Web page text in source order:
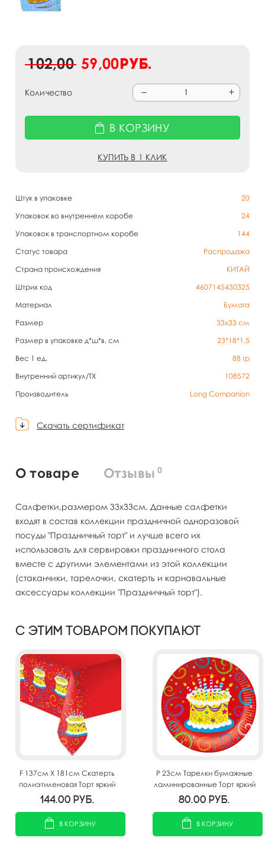
Штук в упаковке
20
Упаковок во внутреннем коробе
24
Упаковок в транспортном коробе
144
Статус товара
Распродажа
Страна происхождения
КИТАЙ
Штрих код
4607145430325
Материал
Бумага
Размер
33х33 см
Размер в упаковке д*ш*в, см
23*18*1,5
Вес 1 ед.
88 гр
Внутренний артикул/TX
108572
Производитель
Long Companion
Скачать сертификат
102,00 59,00руб.
Количество
В КОРЗИНУ
КУПИТЬ В 1 КЛИК
О товаре Отзывы 0
Салфетки,размером 33х33см. Данные салфетки
входят в состав коллекции праздничной одноразовой
посуды "Праздничный торт" и лучше всего их
использовать для сервировки праздничного стола
вместе с другими элементами из этой коллекции
(стаканчики, тарелочки, скатерть и карнавальные
аксессуары коллекции "Праздничный торт").
С этим товаром покупают
F 137см X 181см Скатерть
полиэтиленовая Торт яркий
144.00 руб.
В КОРЗИНУ
P 23см Тарелки бумажные
ламинированные Торт яркий
6шт
80.00 руб.
В КОРЗИНУ